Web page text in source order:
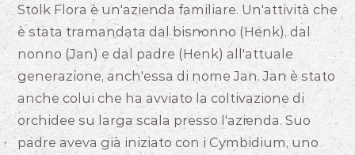
Stolk Flora è un'azienda familiare. Un'attività che
è stata tramandata dal bisnonno (Henk), dal
nonno (Jan) e dal padre (Henk) all'attuale
generazione, anch'essa di nome Jan. Jan è stato
anche colui che ha avviato la coltivazione di
orchidee su larga scala presso l'azienda. Suo
padre aveva già iniziato con i Cymbidium, uno